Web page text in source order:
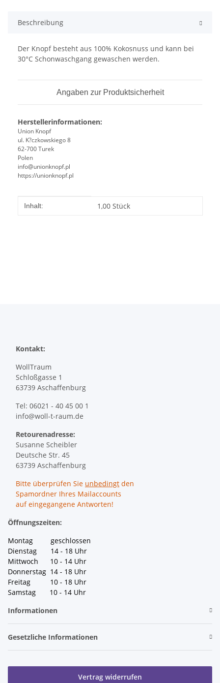
Beschreibung
Der Knopf besteht aus 100% Kokosnuss und kann bei
30°C Schonwaschgang gewaschen werden.
Angaben zur Produktsicherheit
Herstellerinformationen:
Union Knopf
ul. K?czkowskiego 8
62-700 Turek
Polen
info@unionknopf.pl
https://unionknopf.pl
Produkteigenschaft
Wert
Inhalt: 1,00 Stück
Kontakt:
WollTraum
Schloßgasse 1
63739 Aschaffenburg
Tel: 06021 - 40 45 00 1
info@woll-t-raum.de
Retourenadresse:
Susanne Scheibler
Deutsche Str. 45
63739 Aschaffenburg
Bitte überprüfen Sie unbedingt den
Spamordner Ihres Mailaccounts
auf eingegangene Antworten!
Öffnungszeiten:
Montag geschlossen
Dienstag 14 - 18 Uhr
Mittwoch 10 - 14 Uhr
Donnerstag 14 - 18 Uhr
Freitag 10 - 18 Uhr
Samstag 10 - 14 Uhr
Informationen
Gesetzliche Informationen
Vertrag widerrufen